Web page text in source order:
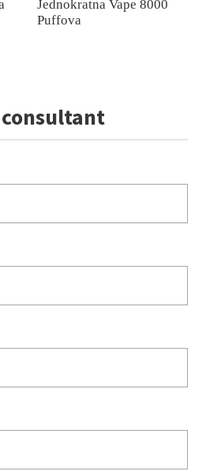
Jednokratna Vape 8000
Puffova